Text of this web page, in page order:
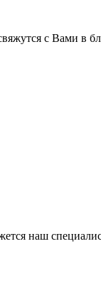
с Вами в
наш